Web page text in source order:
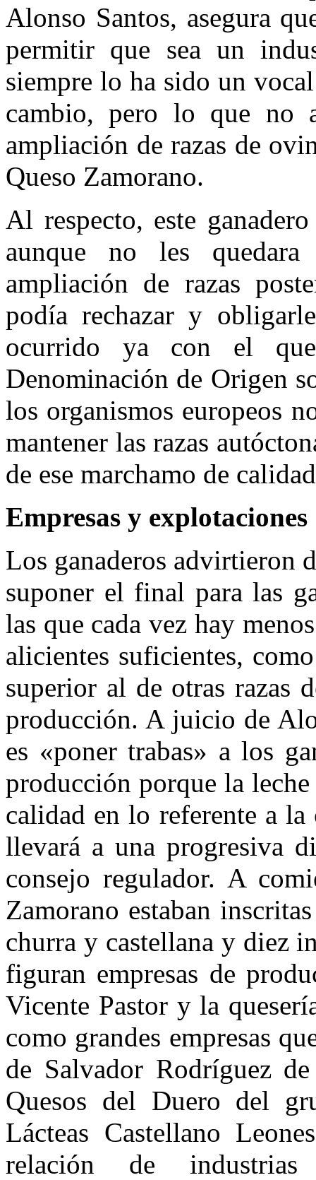
Alonso Santos, asegura
permitir que sea un
siempre lo ha sido un
cambio, pero lo que no
ampliación de razas de
Queso Zamorano.
Al respecto, este
aunque no les
ampliación de razas
podía rechazar y
ocurrido ya con el
Denominación de Origen
los organismos europeos
mantener las razas
de ese marchamo de
Empresas y explotaciones
Los ganaderos advirtieron
suponer el final para las
las que cada vez hay
alicientes suficientes,
superior al de otras razas
producción. A juicio de
es «poner trabas» a los
producción porque la
calidad en lo referente a
llevará a una progresiva
consejo regulador. A
Zamorano estaban
churra y castellana y diez
figuran empresas de
Vicente Pastor y la
como grandes empresas
de Salvador Rodríguez
Quesos del Duero del
Lácteas Castellano
relación de